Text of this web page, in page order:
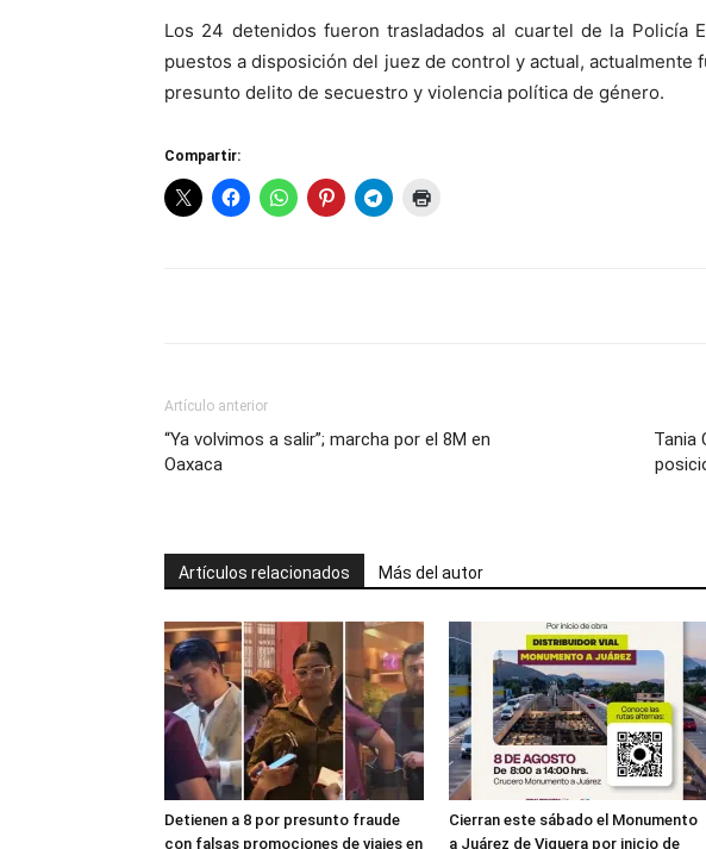
Los 24 detenidos fueron trasladados al cuartel de la Policía
puestos a disposición del juez de control y actual, actualmente
presunto delito de secuestro y violencia política de género.
Compartir:
Artículo anterior
“Ya volvimos a salir”; marcha por el 8M en
Oaxaca
Tania
Artículos relacionados Más del autor
Detienen a 8 por presunto fraude
con falsas promociones de viajes en
Cierran este sábado el Monumento
a Juárez de Viguera por inicio de